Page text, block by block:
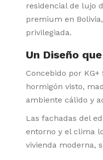
residencial de lujo
premium en
privilegiada.
Un Diseño
Concebido por
hormigón visto,
ambiente cálido y
Las fachadas del
entorno y el clima
vivienda moderna,